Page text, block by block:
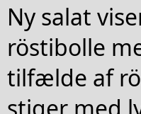
Ny salat
röstibolle
tilfælde af
stiger med